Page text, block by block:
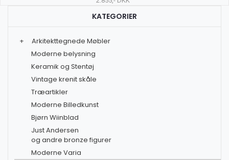
KATEGORIER
+
Arkitekttegnede Møbler
Moderne belysning
Keramik og Stentøj
Vintage krenit skåle
Træartikler
Moderne Billedkunst
Bjørn Wiinblad
Just Andersen
og andre bronze figurer
Moderne Varia